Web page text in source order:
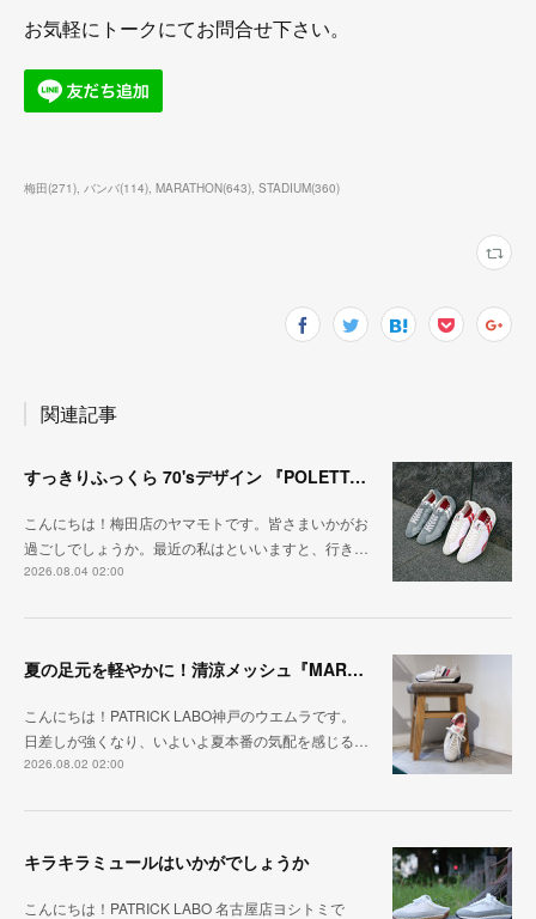
お気軽にトークにてお問合せ下さい。
梅田(271) バンバ(114) MARATHON(643) STADIUM(360)
関連記事
すっきりふっくら 70'sデザイン 『POLETTA（ポレッタ）』
こんにちは！梅田店のヤマモトです。皆さまいかがお
過ごしでしょうか。最近の私はといいますと、行き…
2026.08.04 02:00
夏の足元を軽やかに！清涼メッシュ『MARATHON-ME2』
こんにちは！PATRICK LABO神戸のウエムラです。
日差しが強くなり、いよいよ夏本番の気配を感じる…
2026.08.02 02:00
キラキラミュールはいかがでしょうか
こんにちは！PATRICK LABO 名古屋店ヨシトミで